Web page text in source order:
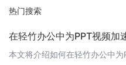
热门搜索
在轻竹办公中为PPT视频加